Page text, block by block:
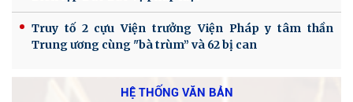
Truy tố 2 cựu Viện trưởng Viện Pháp y tâm thần
Trung ương cùng "bà trùm” và 62 bị can
HỆ THỐNG VĂN BẢN